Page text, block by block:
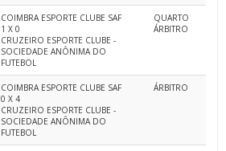
COIMBRA ESPORTE CLUBE SAF
1 X 0
CRUZEIRO ESPORTE CLUBE -
SOCIEDADE ANÔNIMA DO
FUTEBOL
QUARTO
ÁRBITRO
COIMBRA ESPORTE CLUBE SAF
0 X 4
CRUZEIRO ESPORTE CLUBE -
SOCIEDADE ANÔNIMA DO
FUTEBOL
ÁRBITRO